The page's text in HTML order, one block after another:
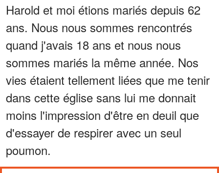
Harold et moi étions mariés depuis 62
ans. Nous nous sommes rencontrés
quand j'avais 18 ans et nous nous
sommes mariés la même année. Nos
vies étaient tellement liées que me tenir
dans cette église sans lui me donnait
moins l'impression d'être en deuil que
d'essayer de respirer avec un seul
poumon.